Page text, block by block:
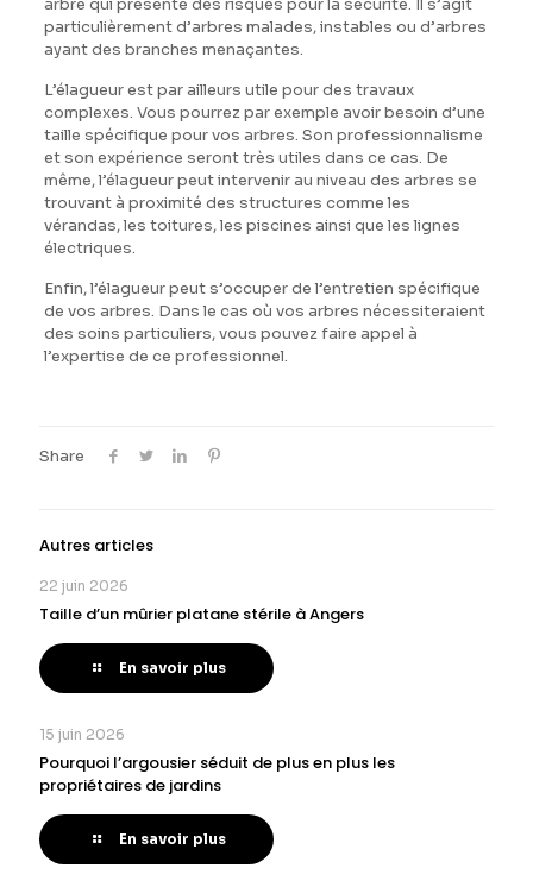
arbre qui présente des risques pour la sécurité. Il s’agit
particulièrement d’arbres malades, instables ou d’arbres
ayant des branches menaçantes.
L’élagueur est par ailleurs utile pour des travaux
complexes. Vous pourrez par exemple avoir besoin d’une
taille spécifique pour vos arbres. Son professionnalisme
et son expérience seront très utiles dans ce cas. De
même, l’élagueur peut intervenir au niveau des arbres se
trouvant à proximité des structures comme les
vérandas, les toitures, les piscines ainsi que les lignes
électriques.
Enfin, l’élagueur peut s’occuper de l’entretien spécifique
de vos arbres. Dans le cas où vos arbres nécessiteraient
des soins particuliers, vous pouvez faire appel à
l’expertise de ce professionnel.
Share
Autres articles
22 juin 2026
Taille d’un mûrier platane stérile à Angers
En savoir plus
15 juin 2026
Pourquoi l’argousier séduit de plus en plus les
propriétaires de jardins
En savoir plus